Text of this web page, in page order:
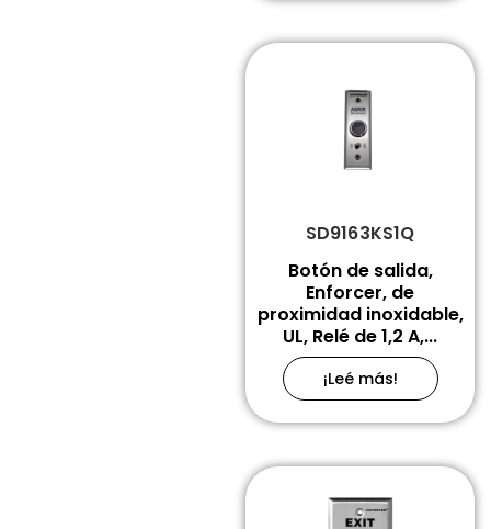
SD9163KS1Q
Botón de salida,
Enforcer, de
proximidad inoxidable,
UL, Relé de 1,2 A,...
¡Leé más!